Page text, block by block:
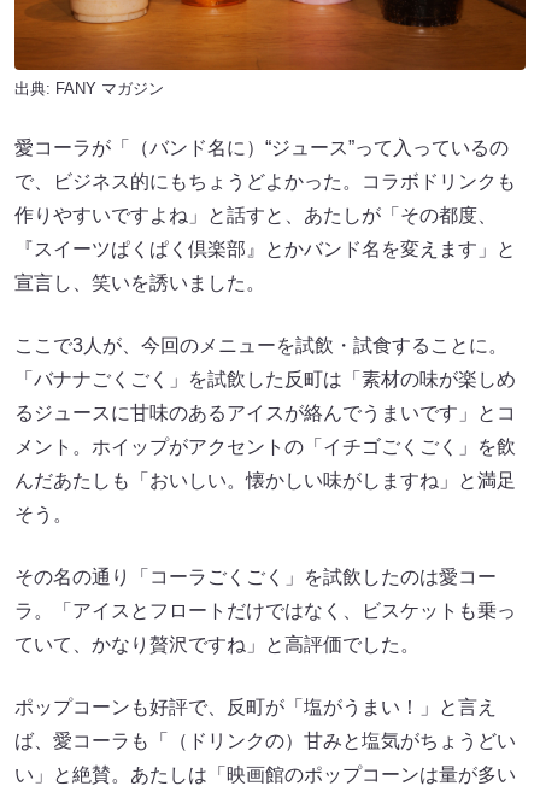
出典: FANY マガジン
愛コーラが「（バンド名に）“ジュース”って入っているの
で、ビジネス的にもちょうどよかった。コラボドリンクも
作りやすいですよね」と話すと、あたしが「その都度、
『スイーツぱくぱく倶楽部』とかバンド名を変えます」と
宣言し、笑いを誘いました。
ここで3人が、今回のメニューを試飲・試食することに。
「バナナごくごく」を試飲した反町は「素材の味が楽しめ
るジュースに甘味のあるアイスが絡んでうまいです」とコ
メント。ホイップがアクセントの「イチゴごくごく」を飲
んだあたしも「おいしい。懐かしい味がしますね」と満足
そう。
その名の通り「コーラごくごく」を試飲したのは愛コー
ラ。「アイスとフロートだけではなく、ビスケットも乗っ
ていて、かなり贅沢ですね」と高評価でした。
ポップコーンも好評で、反町が「塩がうまい！」と言え
ば、愛コーラも「（ドリンクの）甘みと塩気がちょうどい
い」と絶賛。あたしは「映画館のポップコーンは量が多い